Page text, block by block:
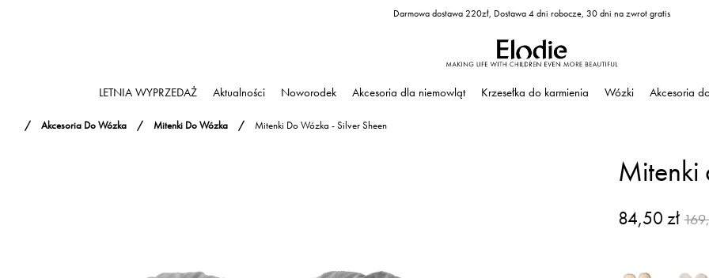
Darmowa dostawa 220zł, Dostawa 4 dni robocze, 30 dni na zwrot gratis
LETNIA WYPRZEDAŻ Aktualności Noworodek Akcesoria dla niemowląt Krzesełka do karmienia Wózki Akcesoria
Akcesoria Do Wózka Mitenki Do Wózka Mitenki Do Wózka - Silver Sheen
Mitenki
84,50 zł